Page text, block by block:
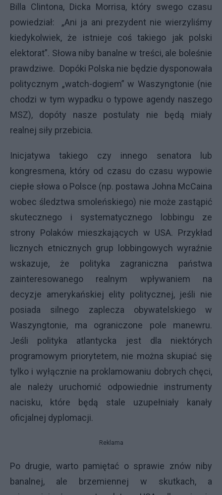
Billa Clintona, Dicka Morrisa, który swego czasu
powiedział: „Ani ja ani prezydent nie wierzyliśmy
kiedykolwiek, że istnieje coś takiego jak polski
elektorat”. Słowa niby banalne w treści, ale boleśnie
prawdziwe. Dopóki Polska nie będzie dysponowała
politycznym „watch-dogiem” w Waszyngtonie (nie
chodzi w tym wypadku o typowe agendy naszego
MSZ), dopóty nasze postulaty nie będą miały
realnej siły przebicia.
Inicjatywa takiego czy innego senatora lub
kongresmena, który od czasu do czasu wypowie
ciepłe słowa o Polsce (np. postawa Johna McCaina
wobec śledztwa smoleńskiego) nie może zastąpić
skutecznego i systematycznego lobbingu ze
strony Polaków mieszkających w USA. Przykład
licznych etnicznych grup lobbingowych wyraźnie
wskazuje, że polityka zagraniczna państwa
zainteresowanego realnym wpływaniem na
decyzje amerykańskiej elity politycznej, jeśli nie
posiada silnego zaplecza obywatelskiego w
Waszyngtonie, ma ograniczone pole manewru.
Jeśli polityka atlantycka jest dla niektórych
programowym priorytetem, nie można skupiać się
tylko i wyłącznie na proklamowaniu dobrych chęci,
ale należy uruchomić odpowiednie instrumenty
nacisku, które będą stale uzupełniały kanały
oficjalnej dyplomacji.
Reklama
Po drugie, warto pamiętać o sprawie znów niby
banalnej, ale brzemiennej w skutkach, a